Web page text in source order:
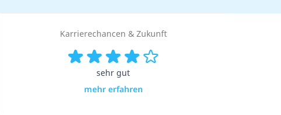
Karrierechancen & Zukunft
sehr gut
mehr erfahren